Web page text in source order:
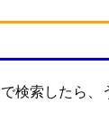
検索したら、